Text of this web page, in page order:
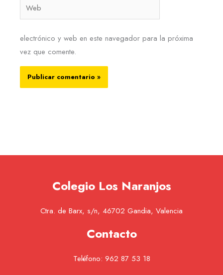
electrónico y web en este navegador para la próxima
vez que comente.
Colegio Los Naranjos
Ctra. de Barx, s/n, 46702 Gandia, Valencia
Contacto
Teléfono: 962 87 53 18